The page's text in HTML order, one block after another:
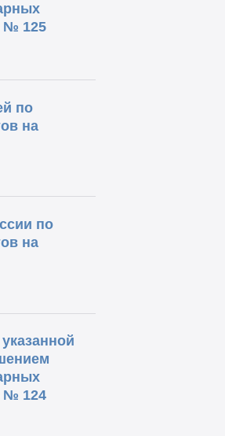
№ 125
по
на
по
на
№ 124